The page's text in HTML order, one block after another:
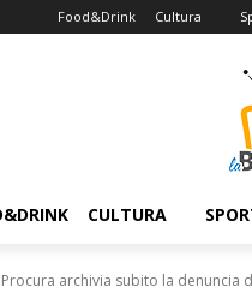
Food&Drink Cultura
CULTURA
archivia subito la denuncia